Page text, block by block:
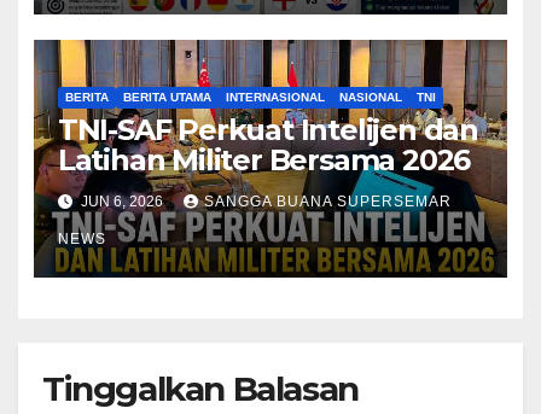
BERITA BERITA UTAMA INTERNASIONAL NASIONAL TNI
TNI-SAF Perkuat Intelijen dan
Latihan Militer Bersama 2026
JUN 6, 2026 SANGGA BUANA SUPERSEMAR
NEWS
Tinggalkan Balasan